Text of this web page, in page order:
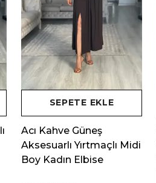
SEPETE EKLE
Acı Kahve Güneş
Aksesuarlı Yırtmaçlı Midi
Boy Kadın Elbise